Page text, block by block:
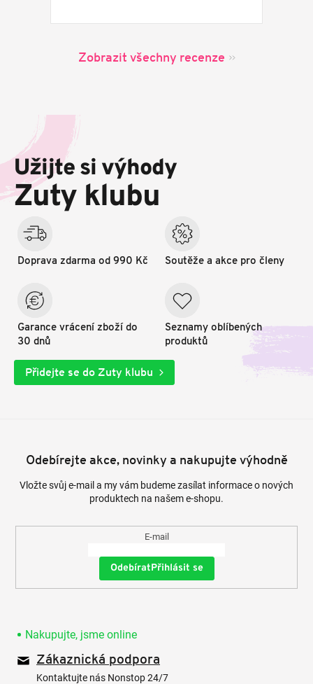
Zobrazit všechny recenze
a
í
Užijte si výhody
Zuty klubu
Doprava zdarma od 990 Kč
Garance vrácení zboží do
30 dnů
Soutěže a akce pro členy
Seznamy oblíbených
produktů
Přidejte se do Zuty klubu
Odebírejte akce, novinky a nakupujte výhodně
Vložte svůj e-mail a my vám budeme zasílat informace o nových
produktech na našem e-shopu.
E-mail
Přihlásit se
Nakupujte, jsme online
Zákaznická podpora
Kontaktujte nás Nonstop 24/7